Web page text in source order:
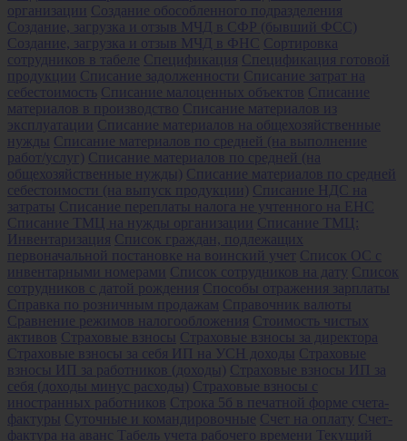
организации Создание обособленного подразделения
Создание, загрузка и отзыв МЧД в СФР (бывший ФСС)
Создание, загрузка и отзыв МЧД в ФНС
Сортировка
сотрудников в табеле Спецификация Спецификация готовой
продукции Списание задолженности Списание затрат на
себестоимость
Списание малоценных объектов Списание
материалов в производство Списание материалов из
эксплуатации Списание материалов на общехозяйственные
нужды Списание материалов по средней (на выполнение
работ/услуг) Списание материалов по средней (на
общехозяйственные нужды) Списание материалов по средней
себестоимости (на выпуск продукции) Списание НДС на
затраты Списание переплаты налога не учтенного на ЕНС
Списание ТМЦ на нужды организации Списание ТМЦ:
Инвентаризация Список граждан, подлежащих
первоначальной постановке на воинский учет Список ОС с
инвентарными номерами Список сотрудников на дату Список
сотрудников с датой рождения Способы отражения зарплаты
Справка по розничным продажам Справочник валюты
Сравнение режимов налогообложения Стоимость чистых
активов Страховые взносы Страховые взносы за директора
Страховые взносы за себя ИП на УСН доходы Страховые
взносы ИП за работников (доходы) Страховые взносы ИП за
себя (доходы минус расходы) Страховые взносы с
иностранных работников Строка 5б в печатной форме счета-
фактуры Суточные и командировочные Счет на оплату Счет-
фактура на аванс
Табель учета рабочего времени Текущий